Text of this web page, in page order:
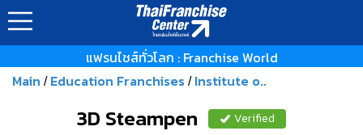
แฟรนไชส์ทั่วโลก : Franchise World
Main / Education Franchises / Institute o..
3D Steampen Verified